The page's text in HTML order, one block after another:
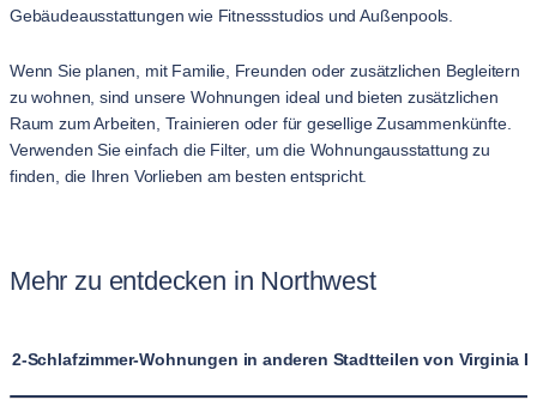
Gebäudeausstattungen wie Fitnessstudios und Außenpools.
Wenn Sie planen, mit Familie, Freunden oder zusätzlichen Begleitern
zu wohnen, sind unsere Wohnungen ideal und bieten zusätzlichen
Raum zum Arbeiten, Trainieren oder für gesellige Zusammenkünfte.
Verwenden Sie einfach die Filter, um die Wohnungausstattung zu
finden, die Ihren Vorlieben am besten entspricht.
Mehr zu entdecken in Northwest
2-Schlafzimmer-Wohnungen in anderen Stadtteilen von Virginia